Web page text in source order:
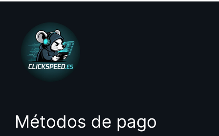
Métodos de pago